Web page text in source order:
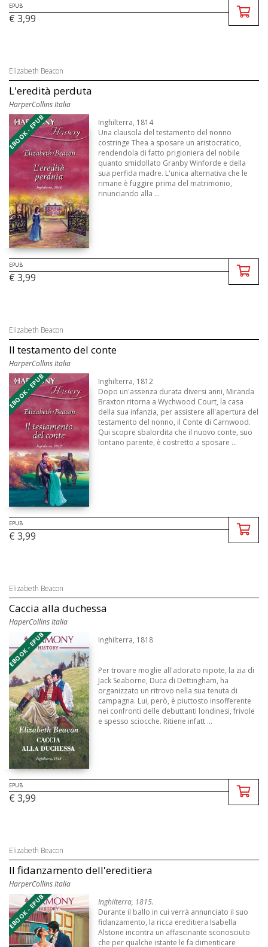
EPUB
€ 3,99
Elizabeth Beacon
L'eredità perduta
HarperCollins Italia
EBOOK - EPUB
Inghilterra, 1814
Una clausola del testamento del nonno
costringe Thea a sposare un aristocratico,
rendendola di fatto prigioniera del nobile
quanto smidollato Granby Winforde e della
sua perfida madre. L'unica alternativa che le
rimane è fuggire prima del matrimonio,
rinunciando alla ...
EPUB
€ 3,99
Elizabeth Beacon
Il testamento del conte
HarperCollins Italia
EBOOK - EPUB
Inghilterra, 1812
Dopo un'assenza durata diversi anni, Miranda
Braxton ritorna a Wychwood Court, la casa
della sua infanzia, per assistere all'apertura del
testamento del nonno, il Conte di Carnwood.
Qui scopre sbalordita che il nuovo conte, suo
lontano parente, è costretto a sposare ...
EPUB
€ 3,99
Elizabeth Beacon
Caccia alla duchessa
HaperCollins Italia
EBOOK - EPUB Inghilterra, 1818
Per trovare moglie all'adorato nipote, la zia di
Jack Seaborne, Duca di Dettingham, ha
organizzato un ritrovo nella sua tenuta di
campagna. Lui, però, è piuttosto insofferente
nei confronti delle debuttanti londinesi, frivole
e spesso sciocche. Ritiene infatt ...
EPUB
€ 3,99
Elizabeth Beacon
Il fidanzamento dell'ereditiera
HarperCollins Italia
EBOOK - EPUB
Inghilterra, 1815.
Durante il ballo in cui verrà annunciato il suo
fidanzamento, la ricca ereditiera Isabella
Alstone incontra un affascinante sconosciuto
che per qualche istante le fa dimenticare